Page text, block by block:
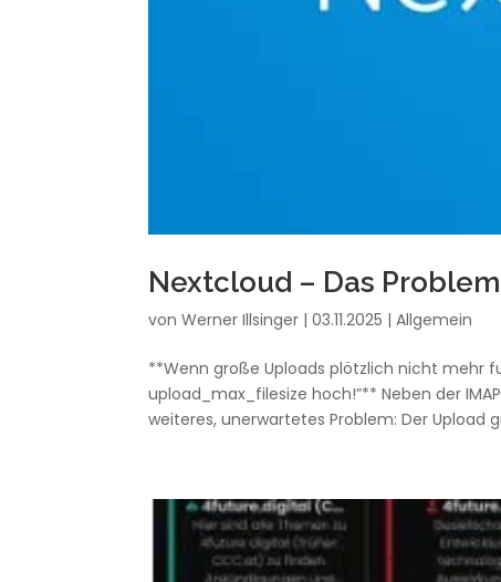
Nextcloud – Das
vonWerner Illsinger |03.11.2025 |Allgemein
**Wenn große Uploads plötzlich nicht mehr
upload_max_filesize hoch!”** Neben der
weiteres, unerwartetes Problem: Der Upload